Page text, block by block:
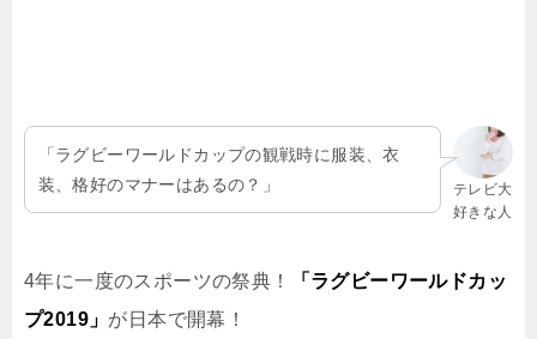
テレビ大
好きな人
「ラグビーワールドカップの観戦時に服装、衣
装、格好のマナーはあるの？」
4年に一度のスポーツの祭典！
「ラグビーワールドカッ
プ2019」 が日本で開幕！